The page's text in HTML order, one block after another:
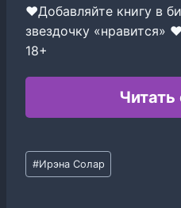
❤Добавляйте книгу в
звездочку «нравится» ❤
18+
Читать
Метки
записи:
#Ирэна Солар